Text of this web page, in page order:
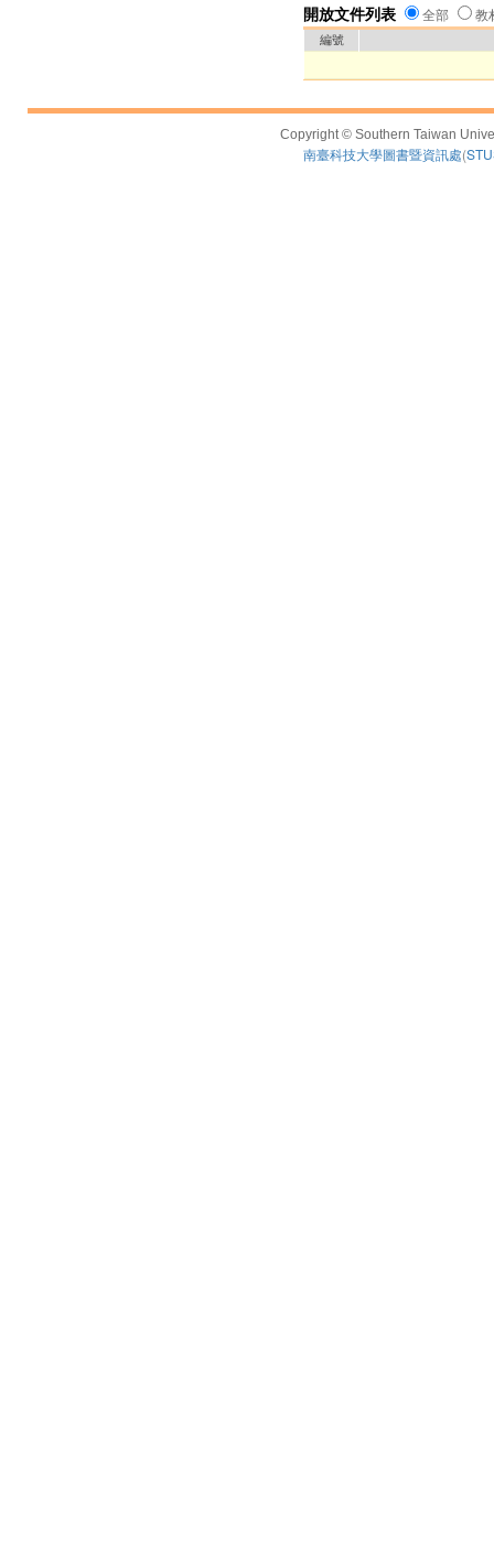
開放文件列表 全部 教
編號
Copyright © Southern Taiwan
南臺科技大學圖書暨資訊處(